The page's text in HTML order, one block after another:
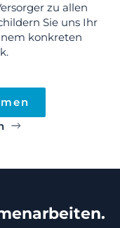
zu allen
Sie uns Ihr
konkreten